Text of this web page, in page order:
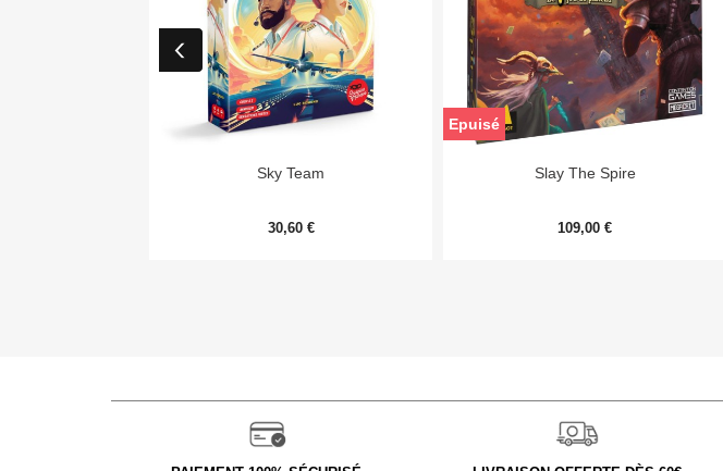
Aperçu rapide
Sky Team
30,60 €
Aperçu rapide
Slay The Spire
109,00 €
Epuisé